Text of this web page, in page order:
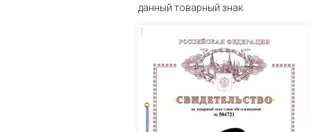
данный товарный знак.